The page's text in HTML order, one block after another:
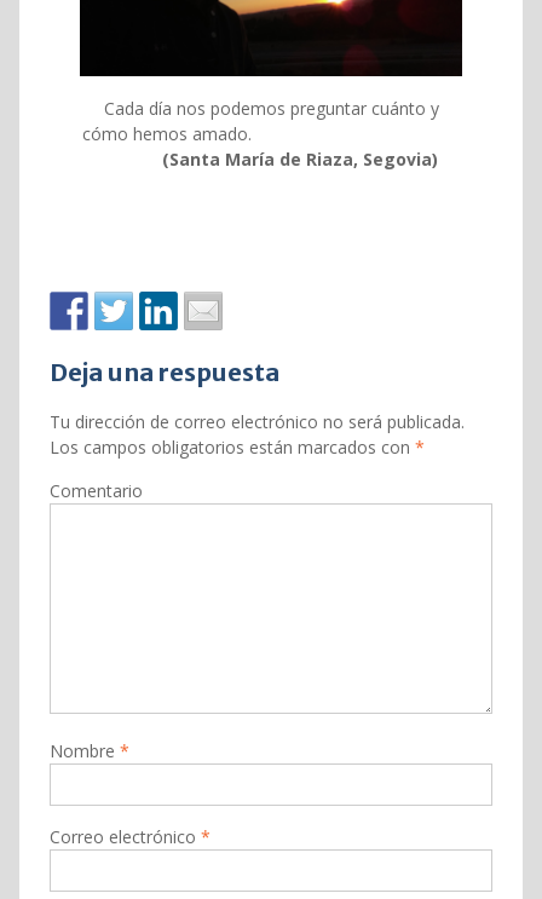
Cada día nos podemos preguntar cuánto y
cómo hemos amado.
(Santa María de Riaza, Segovia)
Deja una respuesta
Tu dirección de correo electrónico no será publicada.
Los campos obligatorios están marcados con *
Comentario
Nombre *
Correo electrónico *